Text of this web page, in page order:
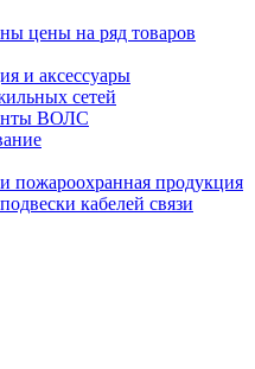
цены на ряд товаров
и аксессуары
сетей
ВОЛС
пожароохранная продукция
кабелей связи